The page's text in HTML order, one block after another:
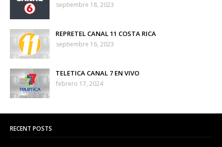
septiembre 18, 2023
REPRETEL CANAL 11 COSTA RICA
septiembre 16, 2023
TELETICA CANAL 7 EN VIVO
febrero 17, 2024
RECENT POSTS